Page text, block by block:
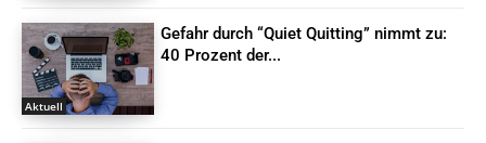
Aktuell
Gefahr durch “Quiet Quitting” nimmt zu:
40 Prozent der...